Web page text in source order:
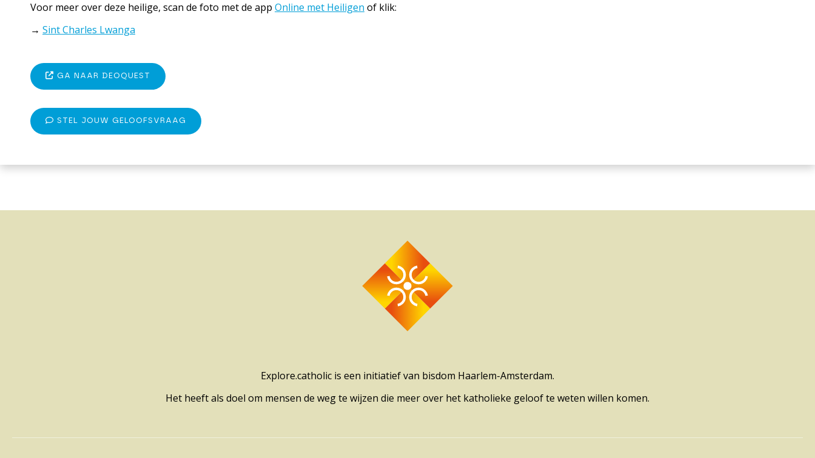
Voor meer over deze heilige, scan de foto met de app Online met Heiligen of klik:
→ Sint Charles Lwanga
GA NAAR DEOQUEST
STEL JOUW GELOOFSVRAAG
Explore.catholic is een initiatief van bisdom Haarlem-Amsterdam.
Het heeft als doel om mensen de weg te wijzen die meer over het katholieke geloof te weten willen komen.